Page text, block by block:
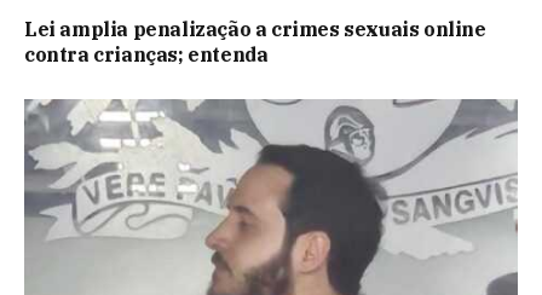
Lei amplia penalização a crimes sexuais online
contra crianças; entenda